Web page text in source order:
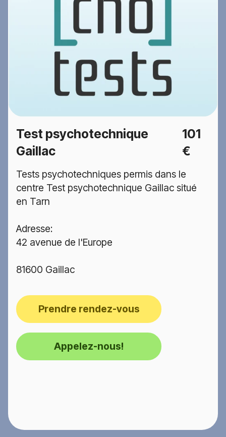
Test psychotechnique
Gaillac
101
€
Tests psychotechniques permis dans le
centre Test psychotechnique Gaillac situé
en Tarn
Adresse:
42 avenue de l'Europe
81600 Gaillac
Prendre rendez-vous
Appelez-nous!